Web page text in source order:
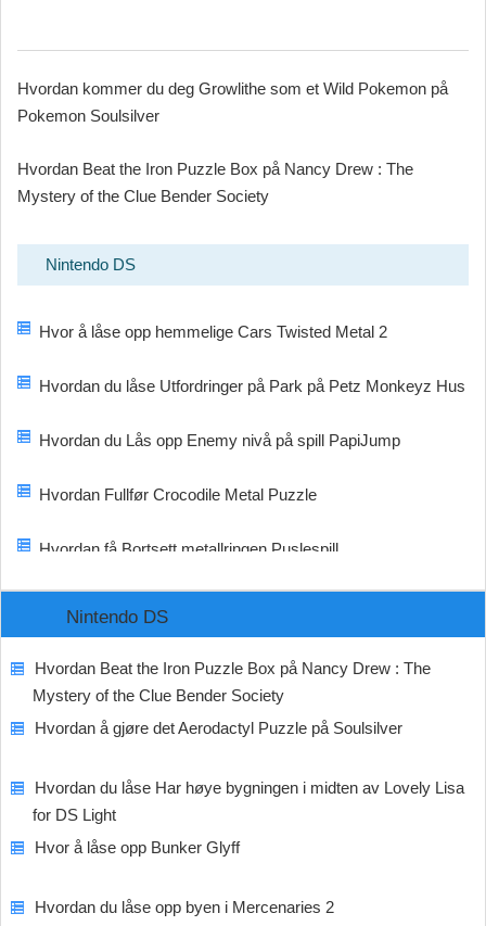
Hvordan kommer du deg Growlithe som et Wild Pokemon på
Pokemon Soulsilver
Hvordan Beat the Iron Puzzle Box på Nancy Drew : The
Mystery of the Clue Bender Society
Nintendo DS
Hvor å låse opp hemmelige Cars Twisted Metal 2
Hvordan du låse Utfordringer på Park på Petz Monkeyz Hus
Hvordan du Lås opp Enemy nivå på spill PapiJump
Hvordan Fullfør Crocodile Metal Puzzle
Hvordan få Bortsett metallringen Puslespill
Nintendo DS
Hvordan Beat the Iron Puzzle Box på Nancy Drew : The
Mystery of the Clue Bender Society
Hvordan å gjøre det Aerodactyl Puzzle på Soulsilver
Hvordan du låse Har høye bygningen i midten av Lovely Lisa
for DS Light
Hvor å låse opp Bunker Glyff
Hvordan du låse opp byen i Mercenaries 2